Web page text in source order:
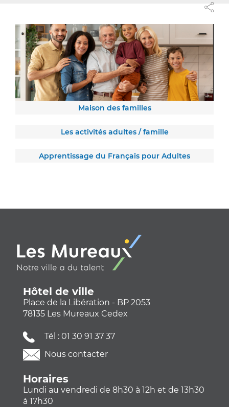
Maison des familles
Les activités adultes / famille
Apprentissage du Français pour Adultes
Hôtel de ville
Place de la Libération - BP 2053
78135 Les Mureaux Cedex
Tél : 01 30 91 37 37
Nous contacter
Horaires
Lundi au vendredi de 8h30 à 12h et de 13h30
à 17h30